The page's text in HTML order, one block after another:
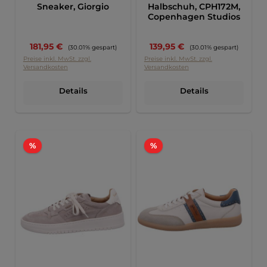
Sneaker, Giorgio
Verkaufspreis:
181,95 € Regulärer Preis:
(30.01% gespart)
Preise inkl. MwSt. zzgl.
Versandkosten
Details
Halbschuh, CPH172M,
Copenhagen Studios
Verkaufspreis:
139,95 € Regulärer Preis:
(30.01% gespart)
Preise inkl. MwSt. zzgl.
Versandkosten
Details
%Rabatt %Rabatt